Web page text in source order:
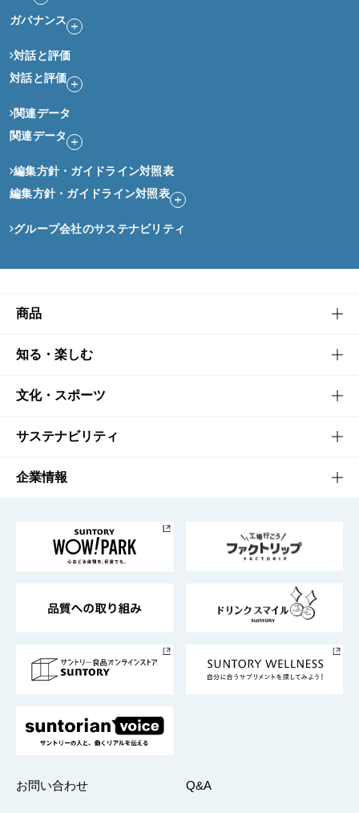
ガバナンス
対話と評価
対話と評価
関連データ
関連データ
編集方針・ガイドライン対照表
編集方針・ガイドライン対照表
グループ会社のサステナビリティ
商品
商品TOP
商品一覧
商品発売情報
栄養成分一覧
知る・楽しむ
知る・楽しむTOP
キャンペーン
工場見学
地域情報
文化・スポーツ
文化・スポーツTOP
サントリーホール
サントリーサンバーズ大阪
サステナビリティ
サステナビリティTOP
サントリーが考えるサステナビリティ経営
企業情報
企業概要
採用情報
お問い合わせ Q&A